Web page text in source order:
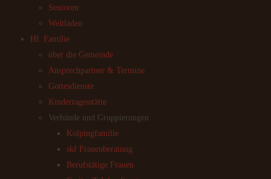
Senioren
Weltladen
Hl. Familie
über die Gemeinde
Ansprechpartner & Termine
Gottesdienste
Kindertagesstätte
Verbände und Gruppierungen
Kolpingfamilie
skf Frauenberatung
Berufstätige Frauen